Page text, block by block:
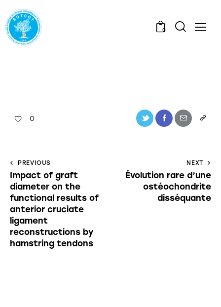
0
0
PREVIOUS
Impact of graft
diameter on the
functional results of
anterior cruciate
ligament
reconstructions by
hamstring tendons
NEXT
Évolution rare d’une
ostéochondrite
disséquante